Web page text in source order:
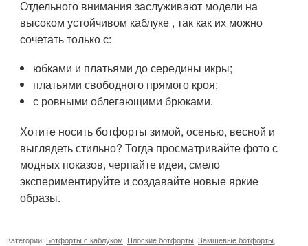
Отдельного внимания заслуживают модели на
высоком устойчивом каблуке , так как их можно
сочетать только с:
юбками и платьями до середины икры;
платьями свободного прямого кроя;
с ровными облегающими брюками.
Хотите носить ботфорты зимой, осенью, весной и
выглядеть стильно? Тогда просматривайте фото с
модных показов, черпайте идеи, смело
экспериментируйте и создавайте новые яркие
образы.
Категории: Ботфорты с каблуком Плоские ботфорты Замшевые ботфорты